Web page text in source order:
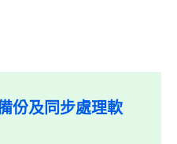
份及同步處理軟